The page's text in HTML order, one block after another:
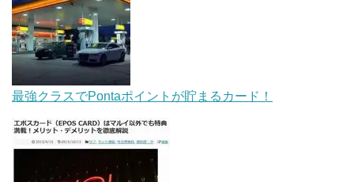
最強クラスでPontaポイントが貯まるカード！